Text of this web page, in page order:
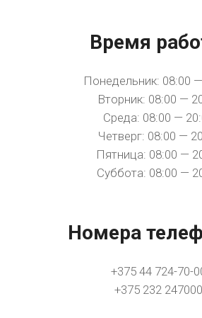
Время
Понедельник: 08:00
Вторник: 08:00 —
Среда: 08:00 —
Четверг: 08:00 —
Пятница: 08:00 —
Суббота: 08:00 —
Номера
+375 44 724-70-
+375 232 247000